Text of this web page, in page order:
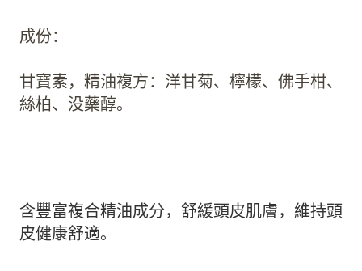
成份：
甘寶素，精油複方：洋甘菊、檸檬、佛手柑、
絲柏、没藥醇。
含豐富複合精油成分，舒緩頭皮肌膚，維持頭
皮健康舒適。